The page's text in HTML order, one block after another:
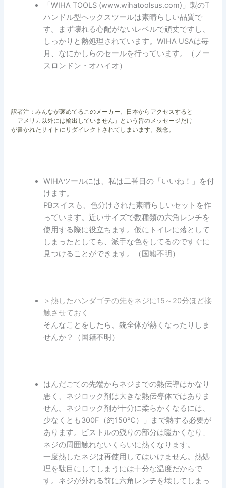
「WIHA TOOLS (www.wihatoolsus.com)」製のT
ハンドル型ヘックスツールは素晴らしい品質で
す。まず壊れる心配がないレベルで頑丈ですし、
しっかりと熱処理されています。WIHA USAは毎
月、なにかしらのセールを行っています。（ノー
スロンドン・オハイオ）
訳者注：みんなが褒めてるこのメーカー、日本からアクセスすると
「アメリカ以外には輸出していません」という旨のメッセージだけ
が書かれたサイトにリダイレクトされてしまいます。残念。
WIHAツールには、私は二番目の「いいね！」を付
けます。
PBスイスも、色分けされた素晴らしいセットを作
っています。近いサイズで数種類の六角レンチを
使用する際に役立ちます。仮にトイレに落として
しまったとしても、派手な色をしてるのですぐに
見つけることができます。（国籍不明）
＞熱したハンダゴテの先をネジに15～20分ほど接
触させておく
そんなことをしたら、銃全体が熱くなったりしま
せんか？（国籍不明）
はんだごての先端からネジまでの熱伝導はかなり
悪く、ネジロック剤は大きな熱伝導体ではありま
せん。ネジロック剤が十分に柔らかくなるには、
少なくとも300F（約150℃）」まで熱する必要が
あります。ピストルの残りの部分は暖かくなり、
ネジの周囲触れないくらいに熱くなります。
一度熱したネジは再使用してはいけません。熱処
理を駄目にしてしまうには十分な温度だからで
す。ネジが外れる前に六角レンチを壊してしまっ